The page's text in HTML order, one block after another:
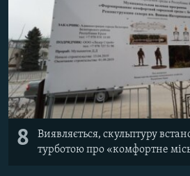
8
Виявляється, скульптуру
турботою про «комфортне